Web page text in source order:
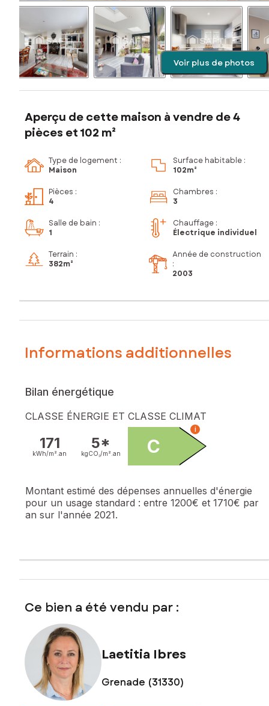
Voir plus de photos
Aperçu de cette maison à vendre de 4
pièces et 102 m²
Type de logement :
Maison
Surface habitable :
102m²
Pièces :
4
Chambres :
3
Salle de bain :
1
Chauffage :
Électrique individuel
Terrain :
382m²
Année de construction
:
2003
Informations additionnelles
Bilan énergétique
CLASSE ÉNERGIE ET CLASSE CLIMAT
171
kWh/m². an
5*
kgCO₂/m². an C
i
Montant estimé des dépenses annuelles d'énergie
pour un usage standard : entre 1200€ et 1710€ par
an sur l'année 2021.
Ce bien a été vendu par :
Laetitia Ibres
Grenade (31330)